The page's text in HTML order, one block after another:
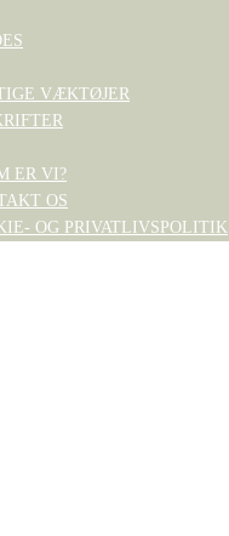
VÆKTØJER
ER VI?
OS
OG PRIVATLIVSPOLITIK